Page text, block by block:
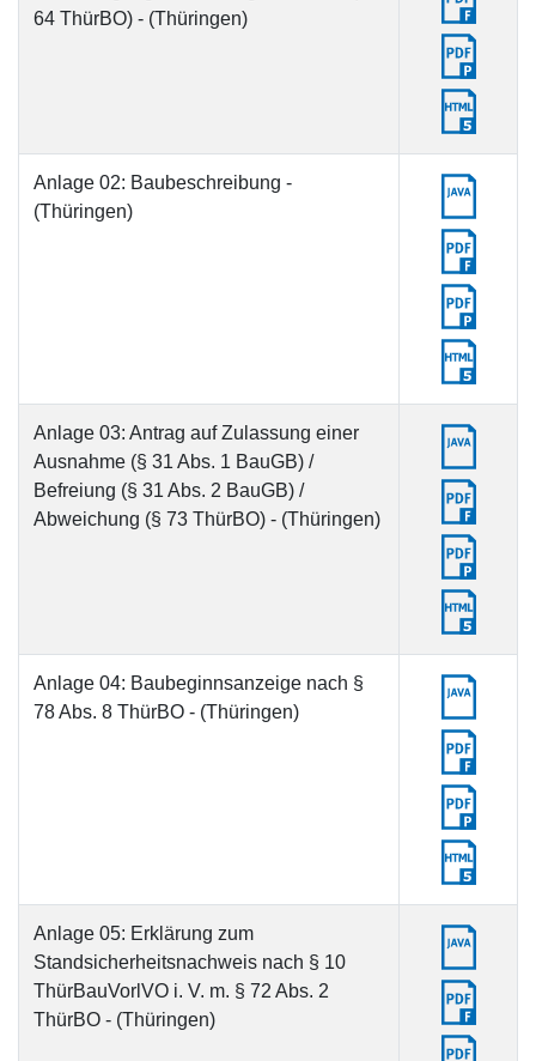
64 ThürBO) - (Thüringen)
Anlage 02: Baubeschreibung -
(Thüringen)
Anlage 03: Antrag auf Zulassung einer
Ausnahme (§ 31 Abs. 1 BauGB) /
Befreiung (§ 31 Abs. 2 BauGB) /
Abweichung (§ 73 ThürBO) - (Thüringen)
Anlage 04: Baubeginnsanzeige nach §
78 Abs. 8 ThürBO - (Thüringen)
Anlage 05: Erklärung zum
Standsicherheitsnachweis nach § 10
ThürBauVorlVO i. V. m. § 72 Abs. 2
ThürBO - (Thüringen)